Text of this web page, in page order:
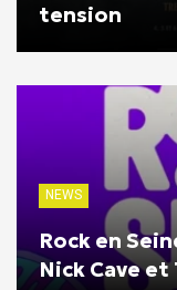
tension
NEWS
Rock en
Nick Cave et